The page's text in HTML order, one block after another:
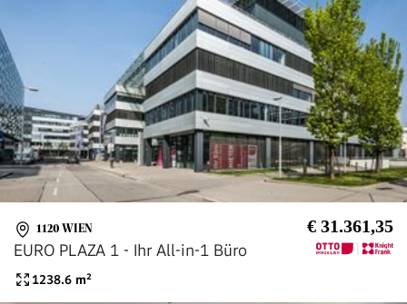
1120 WIEN € 31.361,35
EURO PLAZA 1 - Ihr All-in-1 Büro
1238.6 m²